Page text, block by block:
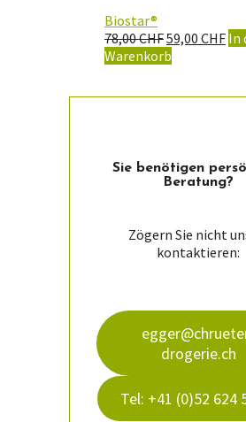
Biostar®
78,00CHF
Preis
59,00 CHF In
Warenkorb
Sie ­benötigen
Beratung?
Zögern Sie nicht
kontaktieren:
drogerie.ch
Tel: +41 (0)52 624